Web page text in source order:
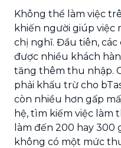
Không thể làm việc
khiến người giúp việc
chị nghĩ. Đầu tiên,
được nhiều khách
tăng thêm thu nhập.
phải khấu trừ cho
còn nhiều hơn gấp
hệ, tìm kiếm việc làm
làm đến 200 hay 300
không có một mức